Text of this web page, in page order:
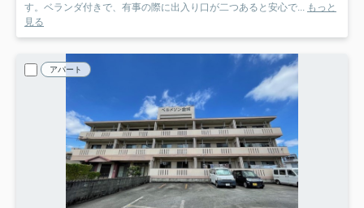
す。ベランダ付きで、有事の際に出入り口が二つあると安心で... もっと
見る
アパート